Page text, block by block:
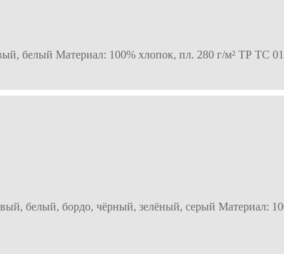
белый Материал: 100% хлопок, пл. 280 г/м² ТР ТС
белый, бордо, чёрный, зелёный, серый Материал: